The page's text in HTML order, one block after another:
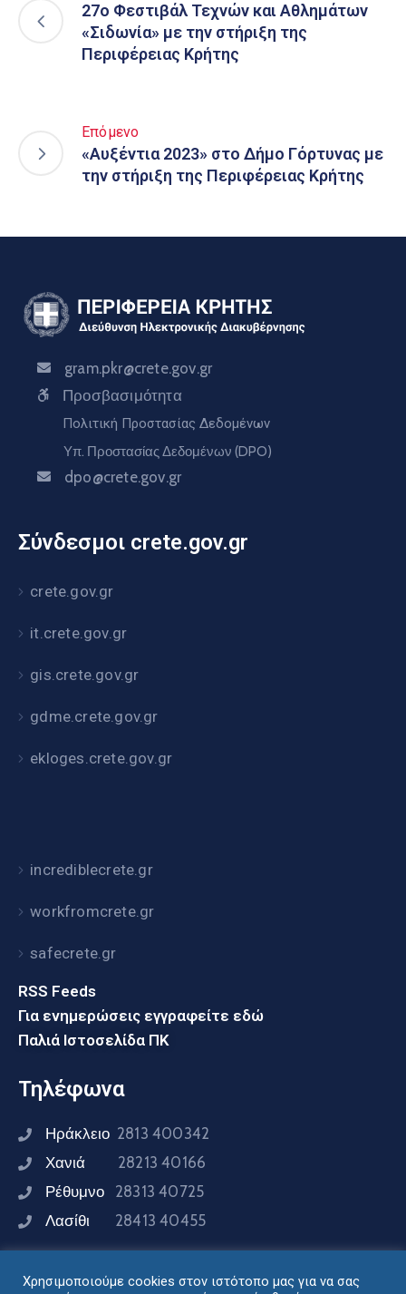
27ο Φεστιβάλ Τεχνών και Αθλημάτων
«Σιδωνία» με την στήριξη της
Περιφέρειας Κρήτης
Επόμενο
«Αυξέντια 2023» στο Δήμο Γόρτυνας με
την στήριξη της Περιφέρειας Κρήτης
gram.pkr@crete.gov.gr
Προσβασιμότητα
Πολιτική Προστασίας Δεδομένων
Υπ. Προστασίας Δεδομένων (DPO)
dpo@crete.gov.gr
Σύνδεσμοι crete.gov.gr
crete.gov.gr
it.crete.gov.gr
gis.crete.gov.gr
gdme.crete.gov.gr
ekloges.crete.gov.gr
incrediblecrete.gr
workfromcrete.gr
safecrete.gr
RSS Feeds
Για ενημερώσεις εγγραφείτε εδώ
Παλιά Ιστοσελίδα ΠΚ
Τηλέφωνα
Ηράκλειο 2813 400342
Χανιά 28213 40166
Ρέθυμνο 28313 40725
Λασίθι 28413 40455
Χρησιμοποιούμε cookies στον ιστότοπο μας για να σας